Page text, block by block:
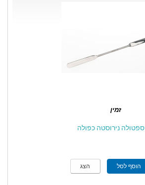
זמין
ספטולה נירוסטה כפולה
הוסף לסל הצג